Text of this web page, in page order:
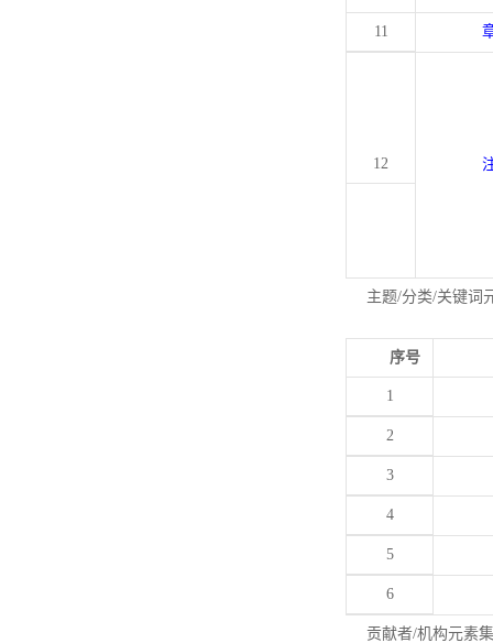
11
12
主题/分类/关键词
序号
1
2
3
4
5
6
贡献者/机构元素